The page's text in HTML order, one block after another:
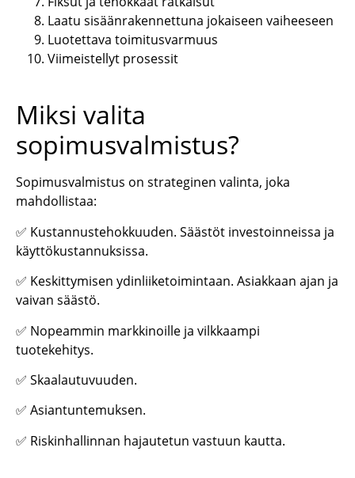
Laatu sisäänrakennettuna jokaiseen vaiheeseen
Luotettava toimitusvarmuus
Viimeistellyt prosessit
Miksi valita
sopimusvalmistus?
Sopimusvalmistus on strateginen valinta, joka
mahdollistaa:
✅ Kustannustehokkuuden. Säästöt investoinneissa ja
käyttökustannuksissa.
✅ Keskittymisen ydinliiketoimintaan. Asiakkaan ajan ja
vaivan säästö.
✅ Nopeammin markkinoille ja vilkkaampi
tuotekehitys.
✅ Skaalautuvuuden.
✅ Asiantuntemuksen.
✅ Riskinhallinnan hajautetun vastuun kautta.